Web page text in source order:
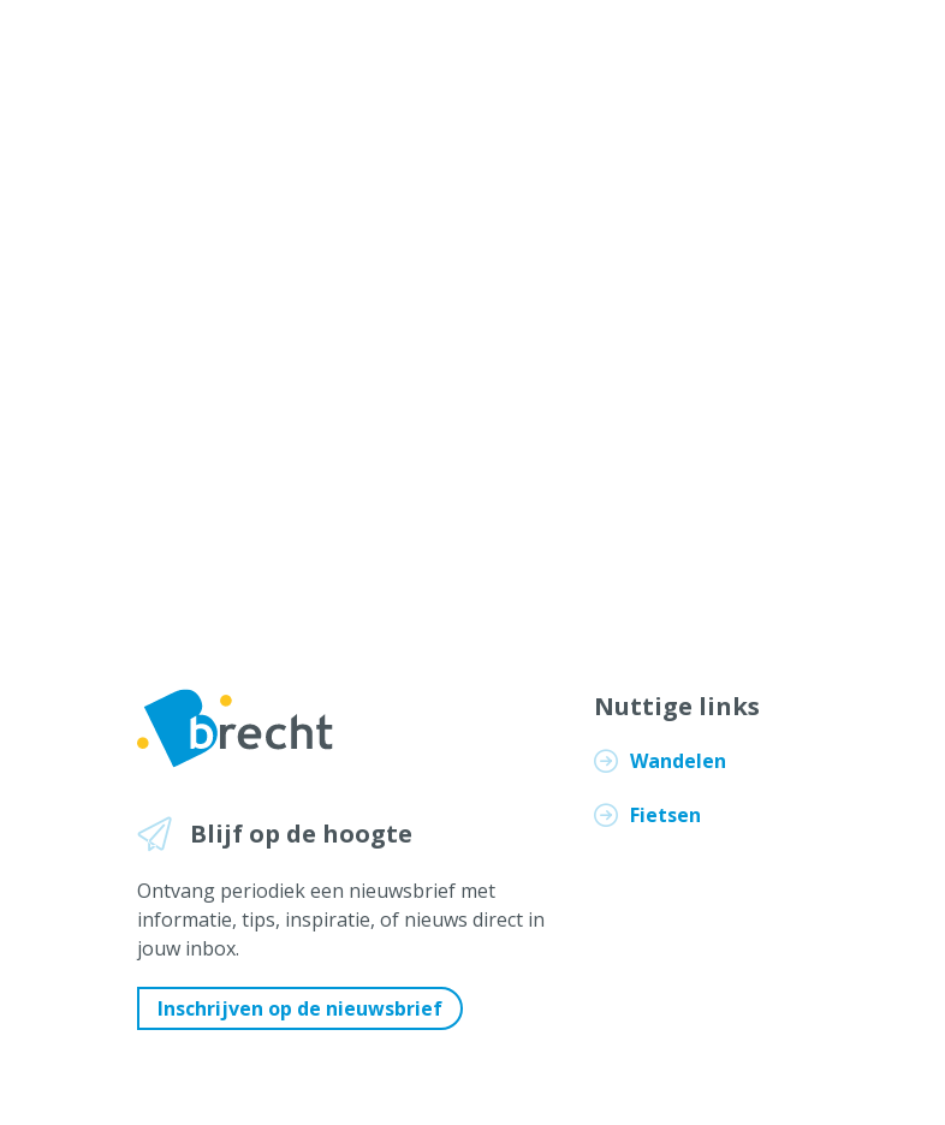
Blijf op de hoogte
Ontvang periodiek een nieuwsbrief met
informatie, tips, inspiratie, of nieuws direct in
jouw inbox.
Inschrijven op de nieuwsbrief
Nuttige links
Wandelen
Fietsen